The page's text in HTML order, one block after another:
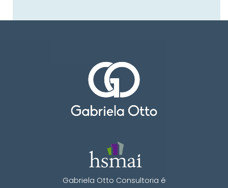
Gabriela Otto Consultoria é